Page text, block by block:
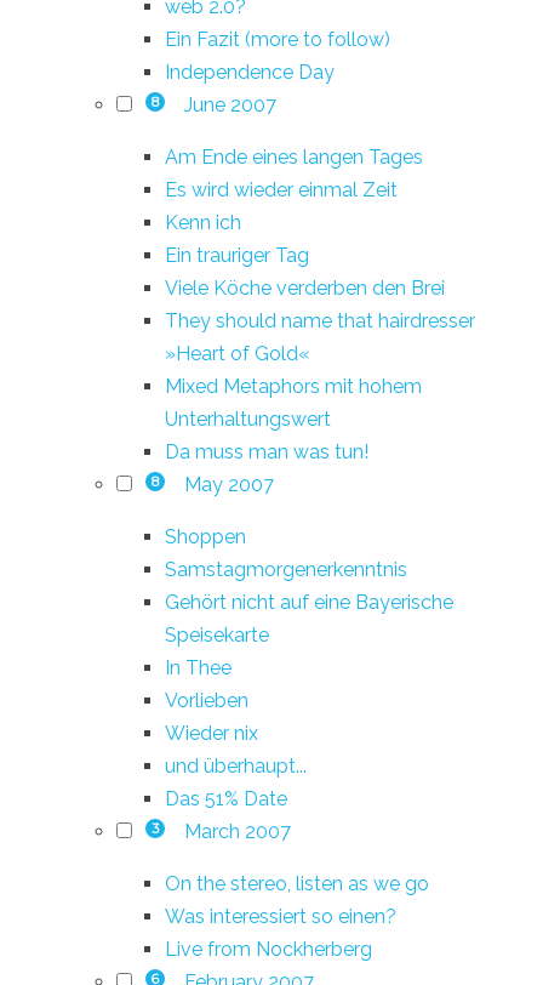
web 2.0?
Ein Fazit (more to follow)
Independence Day
8 June 2007
Am Ende eines langen Tages
Es wird wieder einmal Zeit
Kenn ich
Ein trauriger Tag
Viele Köche verderben den Brei
They should name that hairdresser
»Heart of Gold«
Mixed Metaphors mit hohem
Unterhaltungswert
Da muss man was tun!
8 May 2007
Shoppen
Samstagmorgenerkenntnis
Gehört nicht auf eine Bayerische
Speisekarte
In Thee
Vorlieben
Wieder nix
und überhaupt...
Das 51% Date
3 March 2007
On the stereo, listen as we go
Was interessiert so einen?
Live from Nockherberg
6